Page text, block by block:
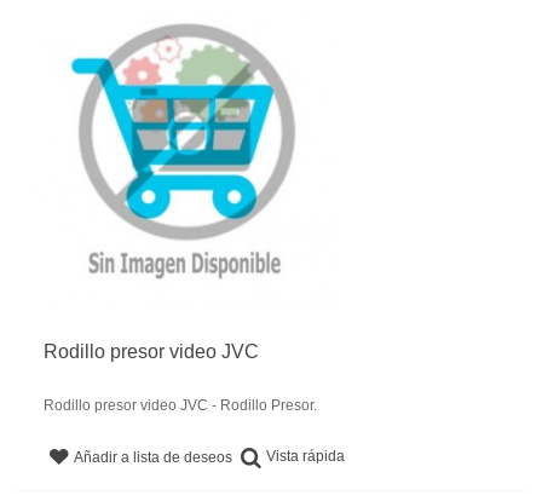
Rodillo presor video JVC
Rodillo presor video JVC - Rodillo Presor.
Añadir a lista de deseos Vista rápida